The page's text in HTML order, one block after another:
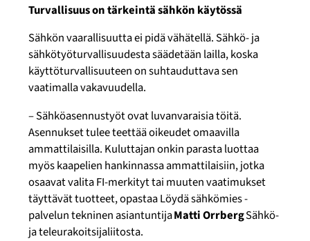
Turvallisuus on tärkeintä sähkön käytössä
Sähkön vaarallisuutta ei pidä vähätellä. Sähkö- ja
sähkötyöturvallisuudesta säädetään lailla, koska
käyttöturvallisuuteen on suhtauduttava sen
vaatimalla vakavuudella.
–Sähköasennustyöt ovat luvanvaraisia töitä.
Asennukset tulee teettää oikeudet omaavilla
ammattilaisilla. Kuluttajan onkin parasta luottaa
myös kaapelien hankinnassa ammattilaisiin, jotka
osaavat valita FI-merkityt tai muuten vaatimukset
täyttävät tuotteet, opastaa Löydä sähkömies -
palvelun tekninen asiantuntijaMattiOrrbergSähkö-
ja teleurakoitsijaliitosta.